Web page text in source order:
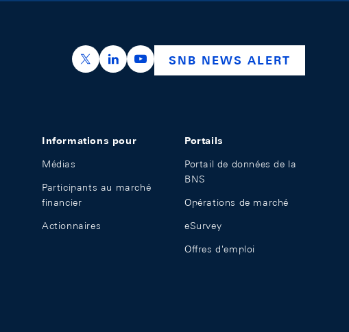
https://x.com/snb_bns
https://ch.linkedin.com/company/swiss-
https://www.youtube.com/
SNB NEWS ALERT
Informations pour
Médias
Participants au marché
financier
Actionnaires
Portails
Portail de données de la
BNS
Opérations de marché
eSurvey
Offres d'emploi